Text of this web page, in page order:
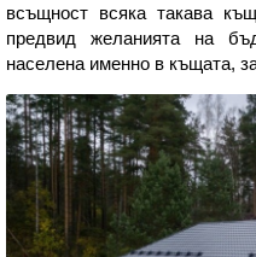
всъщност всяка такава
предвид желанията на
населена именно в къщата,